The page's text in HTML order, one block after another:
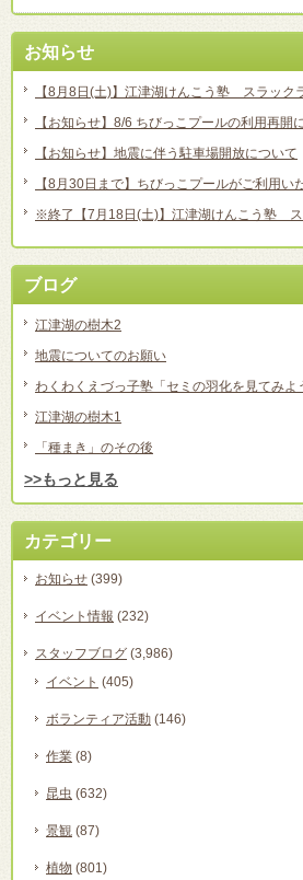
お知らせ
【8月8日(土)】江津湖けんこう塾 スラック
【お知らせ】8/6 ちびっこプールの利用再開
【お知らせ】地震に伴う駐車場開放について
【8月30日まで】ちびっこプールがご利用い
※終了【7月18日(土)】江津湖けんこう塾
ブログ
江津湖の樹木2
地震についてのお願い
わくわくえづっ子塾「セミの羽化を見てみよ
江津湖の樹木1
「種まき」のその後
>>もっと見る
カテゴリー
お知らせ (399)
イベント情報 (232)
スタッフブログ (3,986)
イベント (405)
ボランティア活動 (146)
作業 (8)
昆虫 (632)
景観 (87)
植物 (801)